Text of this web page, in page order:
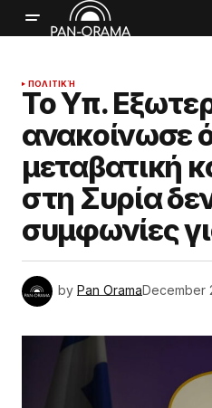
ΠΟΛΙΤΙΚΉ
Το Υπ.
ανακοίνωσε
μεταβατική
στη Συρία
συμφωνίες
by Pan OramaDecember